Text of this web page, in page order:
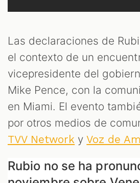
Las declaraciones de
el contexto de un
vicepresidente del
Mike Pence, con la
en Miami. El evento
por otros medios de
TVV Network yVoz de
Rubio no se ha